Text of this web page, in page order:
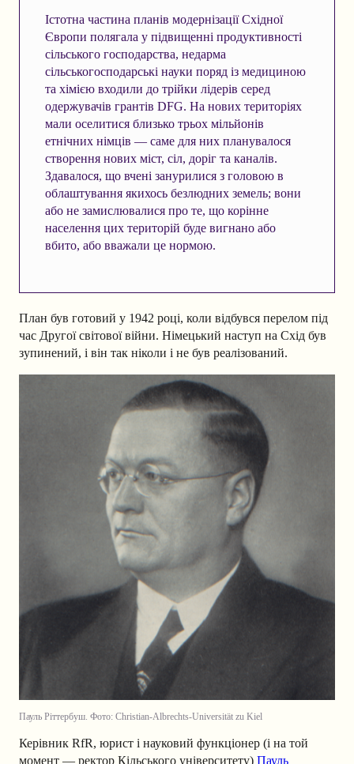
Істотна частина планів модернізації Східної
Європи полягала у підвищенні продуктивності
сільського господарства, недарма
сільськогосподарські науки поряд із медициною
та хімією входили до трійки лідерів серед
одержувачів грантів DFG. На нових територіях
мали оселитися близько трьох мільйонів
етнічних німців — саме для них планувалося
створення нових міст, сіл, доріг та каналів.
Здавалося, що вчені занурилися з головою в
облаштування якихось безлюдних земель; вони
або не замислювалися про те, що корінне
населення цих територій буде вигнано або
вбито, або вважали це нормою.
План був готовий у 1942 році, коли відбувся перелом під
час Другої світової війни. Німецький наступ на Схід був
зупинений, і він так ніколи і не був реалізований.
Пауль Ріттербуш. Фото: Christian-Albrechts-Universität zu Kiel
Керівник RfR, юрист і науковий функціонер (і на той
момент — ректор Кільського університету) Пауль